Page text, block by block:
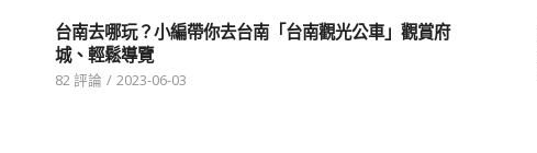
台南去哪玩？小編帶你去台南「台南觀光公車」觀賞府
城、輕鬆導覽
82 評論 / 2023-06-03